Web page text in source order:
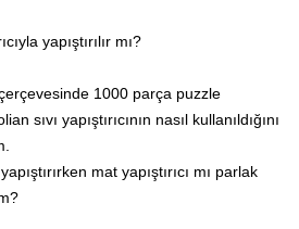
yapıştırılır mı?
1000 parça puzzle
sıvı yapıştırıcının nasıl kullanıldığını
mat yapıştırıcı mı parlak